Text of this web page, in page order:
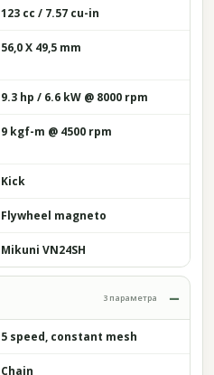
123 cc / 7.57 cu-in
56,0 X 49,5 mm
9.3 hp / 6.6 kW @ 8000 rpm
9 kgf-m @ 4500 rpm
Kick
Flywheel magneto
Mikuni VN24SH
3 параметра
5 speed, constant mesh
Chain